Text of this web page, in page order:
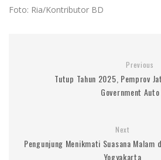
Foto: Ria/Kontributor BD
Previous
Tutup Tahun 2025, Pemprov
Government Auto
Next
Pengunjung Menikmati Suasana Malam
Yogyakarta